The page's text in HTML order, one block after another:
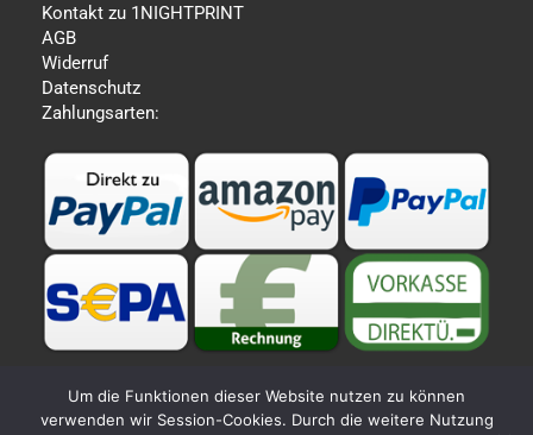
Kontakt zu 1NIGHTPRINT
AGB
Widerruf
Datenschutz
Zahlungsarten:
Um die Funktionen dieser Website nutzen zu können
verwenden wir Session-Cookies. Durch die weitere Nutzung